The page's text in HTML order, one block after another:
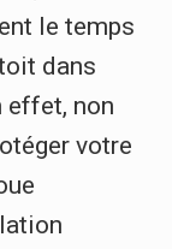
le temps
dans
effet, non
votre